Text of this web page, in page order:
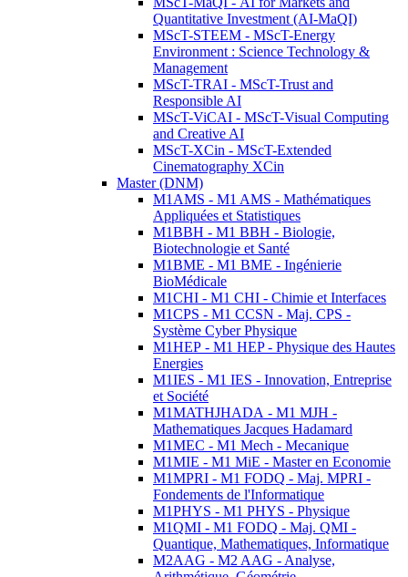
Quantitative Investment (AI-MaQI)
MScT-STEEM - MScT-Energy
Environment : Science Technology &
Management
MScT-TRAI - MScT-Trust and
Responsible AI
MScT-ViCAI - MScT-Visual Computing
and Creative AI
MScT-XCin - MScT-Extended
Cinematography XCin
Master (DNM)
M1AMS - M1 AMS - Mathématiques
Appliquées et Statistiques
M1BBH - M1 BBH - Biologie,
Biotechnologie et Santé
M1BME - M1 BME - Ingénierie
BioMédicale
M1CHI - M1 CHI - Chimie et Interfaces
M1CPS - M1 CCSN - Maj. CPS -
Système Cyber Physique
M1HEP - M1 HEP - Physique des Hautes
Energies
M1IES - M1 IES - Innovation, Entreprise
et Société
M1MATHJHADA - M1 MJH -
Mathematiques Jacques Hadamard
M1MEC - M1 Mech - Mecanique
M1MIE - M1 MiE - Master en Economie
M1MPRI - M1 FODQ - Maj. MPRI -
Fondements de l'Informatique
M1PHYS - M1 PHYS - Physique
M1QMI - M1 FODQ - Maj. QMI -
Quantique, Mathematiques, Informatique
M2AAG - M2 AAG - Analyse,